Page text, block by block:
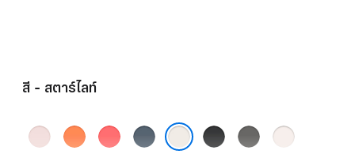
สี - สตาร์ไลท์
ชมพู
ส้ม
ชมพู
น้ำ
ดำ
เทา
ชม